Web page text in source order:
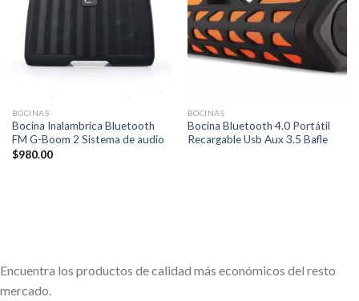
deseos
BOCINAS
Bocina Inalambrica Bluetooth
FM G-Boom 2 Sistema de audio
$980.00
deseos
BOCINAS
Bocina Bluetooth 4.0 Portátil
Recargable Usb Aux 3.5 Bafle
Encuentra los productos de calidad más económicos del resto
mercado.